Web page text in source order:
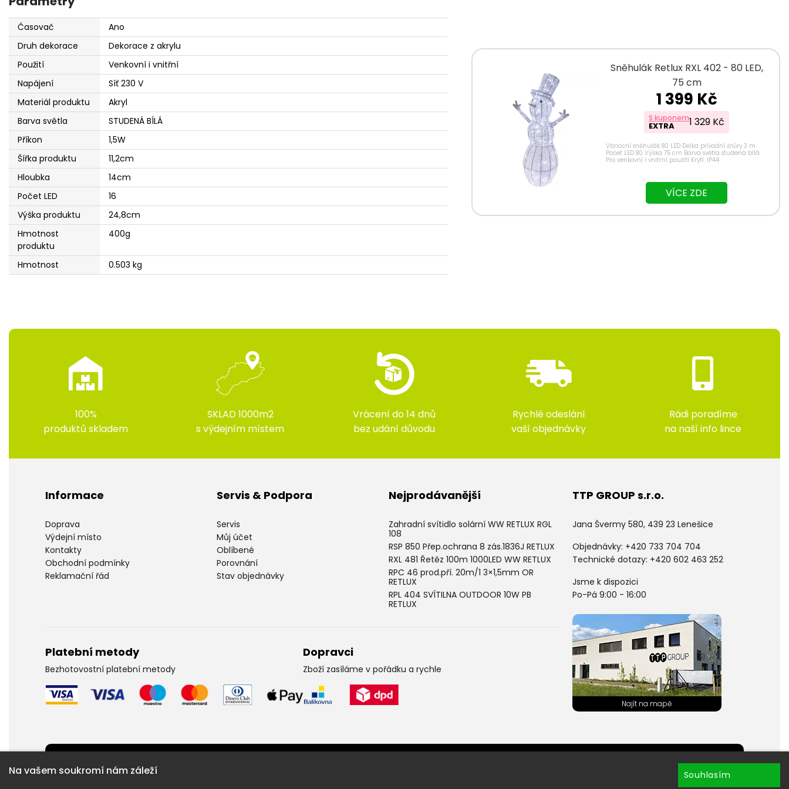
Časovač
Ano
Druh dekorace
Dekorace z akrylu
Použití
Venkovní i vnitřní
Napájení
Síť 230 V
Materiál produktu
Akryl
Barva světla
STUDENÁ BÍLÁ
Příkon
1,5W
Šířka produktu
11,2cm
Hloubka
14cm
Počet LED
16
Výška produktu
24,8cm
Hmotnost
produktu
400g
Hmotnost 0.503 kg
Sněhulák Retlux RXL 402 - 80 LED,
75 cm
1 399 Kč
S kuponem
EXTRA 1 329 Kč
Vánoční sněhulák 80 LED Dělka přívodní šňůry 3 m
Počet LED 80 Výška 75 cm Barva světla studená bílá
Pro venkovní i vnitřní použití Krytí: IP44
VÍCE ZDE
100%
produktů skladem
SKLAD 1000m2
s výdejním místem
Vrácení do 14 dnů
bez udání důvodu
Rychlé odeslání
vaší objednávky
Rádi poradíme
na naší info lince
Informace
Doprava
Výdejní místo
Kontakty
Obchodní podmínky
Reklamační řád
Servis & Podpora
Servis
Můj účet
Oblíbené
Porovnání
Stav objednávky
Nejprodávanější
Zahradní svítidlo solární WW RETLUX RGL
108
RSP 850 Přep.ochrana 8 zás.1836J RETLUX
RXL 481 Řetěz 100m 1000LED WW RETLUX
RPC 46 prod.pří. 20m/1 3×1,5mm OR
RETLUX
RPL 404 SVÍTILNA OUTDOOR 10W PB
RETLUX
Platební metody
Bezhotovostní platební metody
Dopravci
Zboží zasíláme v pořádku a rychle
TTP GROUP s.r.o.
Jana Švermy 580, 439 23 Lenešice
Objednávky: +420 733 704 704
Technické dotazy: +420 602 463 252
Jsme k dispozici
Po-Pá 9:00 - 16:00
Potřebujete poradit ?
Na vašem soukromí nám záleží Souhlasím